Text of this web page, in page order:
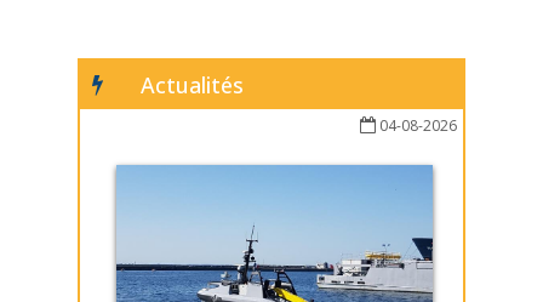
Actualités
04-08-2026